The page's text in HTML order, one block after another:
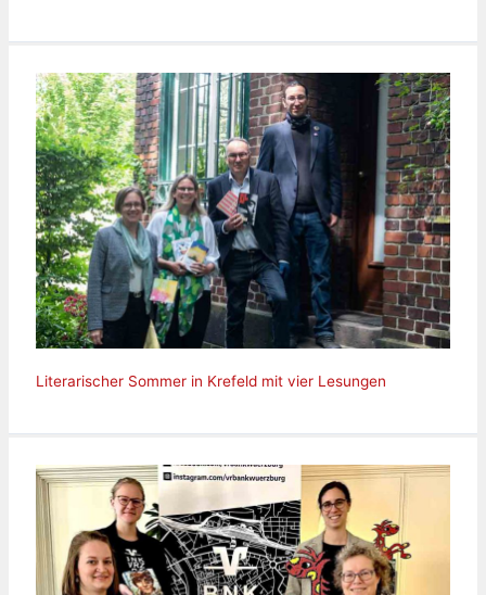
Literarischer Sommer in Krefeld mit vier Lesungen